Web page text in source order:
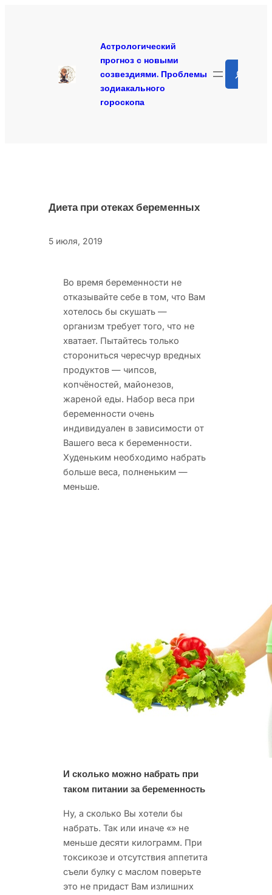
Астрологический
прогноз с новыми
созвездиями. Проблемы
зодиакального
гороскопа
Диета при отеках беременных
5 июля, 2019
Во время беременности не
отказывайте себе в том, что Вам
хотелось бы скушать —
организм требует того, что не
хватает. Пытайтесь только
сторониться чересчур вредных
продуктов — чипсов,
копчёностей, майонезов,
жареной еды. Набор веса при
беременности очень
индивидуален в зависимости от
Вашего веса к беременности.
Худеньким необходимо набрать
больше веса, полненьким —
меньше.
И сколько можно набрать при
таком питании за беременность
Ну, а сколько Вы хотели бы
набрать. Так или иначе «» не
меньше десяти килограмм. При
токсикозе и отсутствия аппетита
съели булку с маслом поверьте
это не придаст Вам излишних